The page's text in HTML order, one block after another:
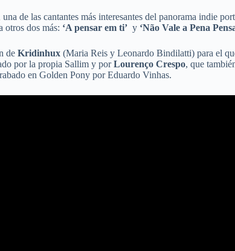
una de las cantantes más interesantes del panorama indie
otros dos más: ‘A pensar em ti’ y ‘Não Vale a Pena
de Kridinhux (Maria Reis y Leonardo Bindilatti) para el
por la propia Sallim y porLourenço Crespo, que
en Golden Pony por Eduardo Vinhas.